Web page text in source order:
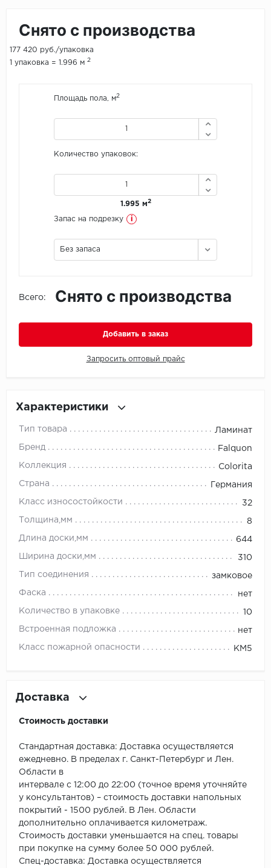
Krono Xonic
LimeStone
Lucky Floor
Made in Belgium
Natisston
No brand
Pergo
Quality Flooring
Smartprofile
SPC DEW
SPC Flooring
SPC Ideal Flooring
SPC Kronostep
Снято с производства
177 420 руб./упаковка
1 упаковка = 1.996 м 2
Площадь пола, м2
Количество упаковок:
1.995 м2
Запас на подрезку i
Без запаса
Всего: Снято с производства
Добавить в заказ
Запросить оптовый прайс
Характеристики
Тип товара Ламинат
Бренд Falquon
Коллекция Colorita
Страна Германия
Класс износостойкости 32
Толщина,мм 8
Длина доски,мм 644
Ширина доски,мм 310
Тип соединения замковое
Фаска нет
Количество в упаковке 10
Встроенная подложка нет
Класс пожарной опасности КМ5
Доставка
Стоимость доставки
Стандартная доставка: Доставка осуществляется
ежедневно. В пределах г. Санкт-Петербург и Лен.
Области в
интервале с 12:00 до 22:00 (точное время уточняйте
у консультантов) – стоимость доставки напольных
покрытий - 1500 рублей. В Лен. Области
дополнительно оплачивается километраж.
Стоимость доставки уменьшается на спец. товары
при покупке на сумму более 50 000 рублей.
Спец-доставка: Доставка осуществляется